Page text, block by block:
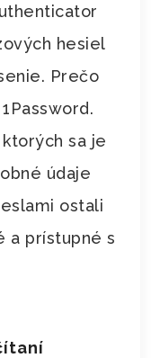
hesiel
Prečo
sa je
údaje
ostali
a prístupné s